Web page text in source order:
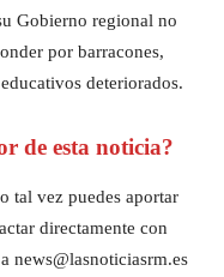
Gobierno regional no
por barracones,
deteriorados.
de esta noticia?
tal vez puedes aportar
directamente con
news@lasnoticiasrm.es